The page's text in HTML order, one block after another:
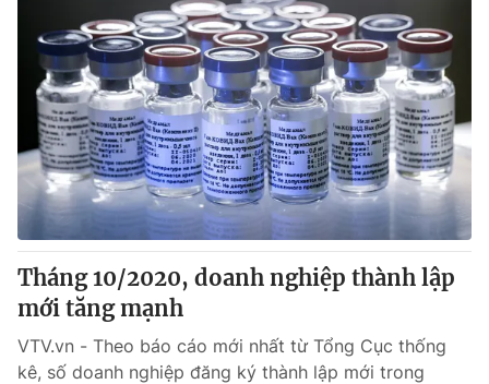
® Cấm sao chép dưới mọi hình thức nếu không có sự chấp
thuận bằng văn bản. Ghi rõ nguồn VTV.vn khi phát hành lại
thông tin từ website này.
Tháng 10/2020, doanh nghiệp thành lập
mới tăng mạnh
VTV.vn - Theo báo cáo mới nhất từ Tổng Cục thống
kê, số doanh nghiệp đăng ký thành lập mới trong